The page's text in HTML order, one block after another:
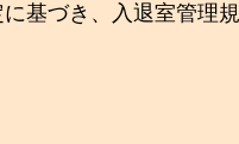
基づき、入退室管理